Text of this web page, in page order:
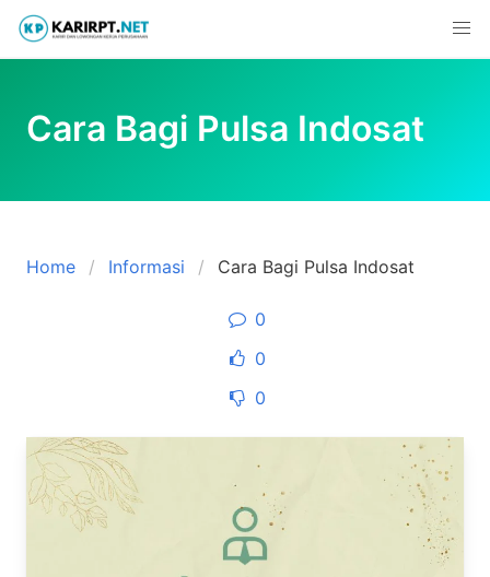
Skip
content
Cara Bagi Pulsa Indosat
Home Informasi Cara Bagi Pulsa Indosat
0
0
0